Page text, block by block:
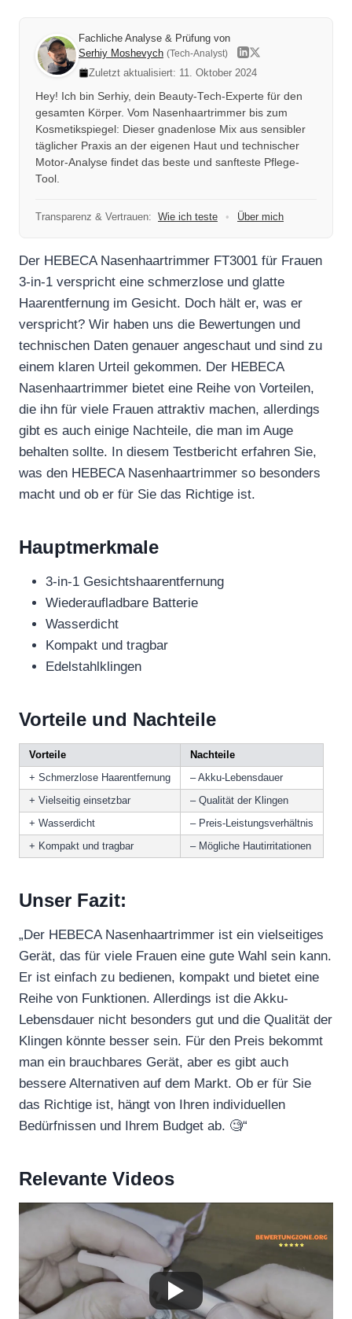
Fachliche Analyse & Prüfung von
Serhiy Moshevych (Tech-Analyst)
Zuletzt aktualisiert: 11. Oktober 2024
Hey! Ich bin Serhiy, dein Beauty-Tech-Experte für den
gesamten Körper. Vom Nasenhaartrimmer bis zum
Kosmetikspiegel: Dieser gnadenlose Mix aus sensibler
täglicher Praxis an der eigenen Haut und technischer
Motor-Analyse findet das beste und sanfteste Pflege-
Tool.
Transparenz & Vertrauen: Wie ich teste • Über mich
Der HEBECA Nasenhaartrimmer FT3001 für Frauen
3-in-1 verspricht eine schmerzlose und glatte
Haarentfernung im Gesicht. Doch hält er, was er
verspricht? Wir haben uns die Bewertungen und
technischen Daten genauer angeschaut und sind zu
einem klaren Urteil gekommen. Der HEBECA
Nasenhaartrimmer bietet eine Reihe von Vorteilen,
die ihn für viele Frauen attraktiv machen, allerdings
gibt es auch einige Nachteile, die man im Auge
behalten sollte. In diesem Testbericht erfahren Sie,
was den HEBECA Nasenhaartrimmer so besonders
macht und ob er für Sie das Richtige ist.
Hauptmerkmale
3-in-1 Gesichtshaarentfernung
Wiederaufladbare Batterie
Wasserdicht
Kompakt und tragbar
Edelstahlklingen
Vorteile und Nachteile
Vorteile
Nachteile
+ Schmerzlose Haarentfernung
– Akku-Lebensdauer
+ Vielseitig einsetzbar
– Qualität der Klingen
+ Wasserdicht
– Preis-Leistungsverhältnis
+ Kompakt und tragbar
– Mögliche Hautirritationen
Unser Fazit:
„Der HEBECA Nasenhaartrimmer ist ein vielseitiges
Gerät, das für viele Frauen eine gute Wahl sein kann.
Er ist einfach zu bedienen, kompakt und bietet eine
Reihe von Funktionen. Allerdings ist die Akku-
Lebensdauer nicht besonders gut und die Qualität der
Klingen könnte besser sein. Für den Preis bekommt
man ein brauchbares Gerät, aber es gibt auch
bessere Alternativen auf dem Markt. Ob er für Sie
das Richtige ist, hängt von Ihren individuellen
Bedürfnissen und Ihrem Budget ab. 🧐“
Relevante Videos